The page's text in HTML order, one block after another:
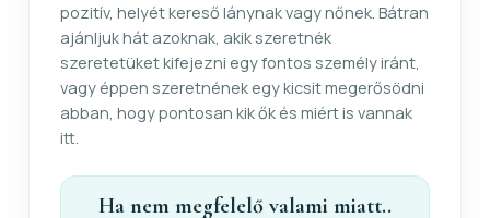
pozitív, helyét kereső lánynak vagy nőnek. Bátran
ajánljuk hát azoknak, akik szeretnék
szeretetüket kifejezni egy fontos személy iránt,
vagy éppen szeretnének egy kicsit megerősödni
abban, hogy pontosan kik ők és miért is vannak
itt.
Ha nem megfelelő valami miatt..